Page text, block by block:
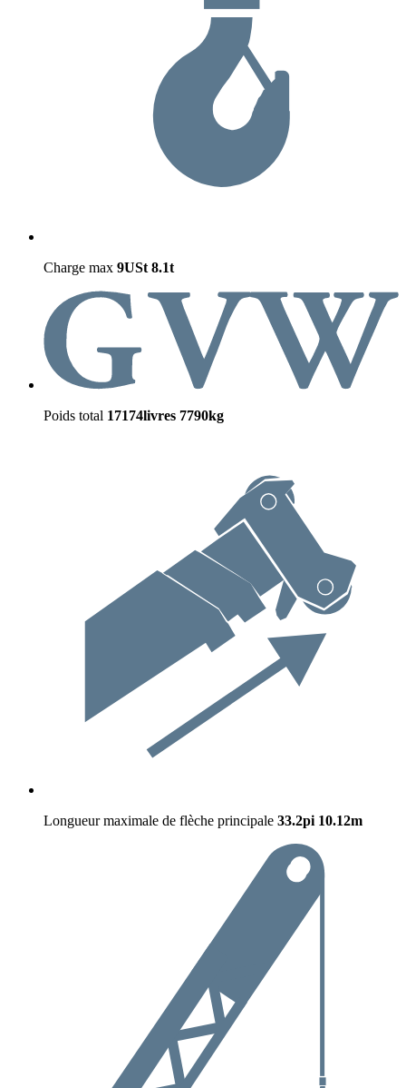
Charge max 9USt 8.1t
Poids total 17174livres 7790kg
Longueur maximale de flèche principale 33.2pi 10.12m